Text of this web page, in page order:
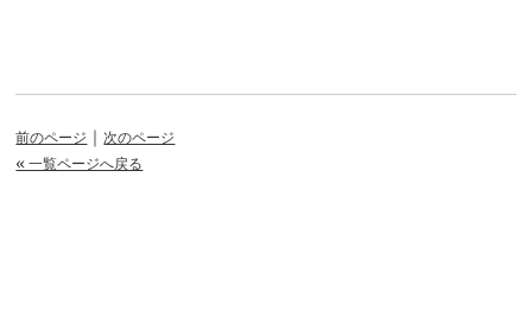
前のページ ｜ 次のページ
« 一覧ページへ戻る